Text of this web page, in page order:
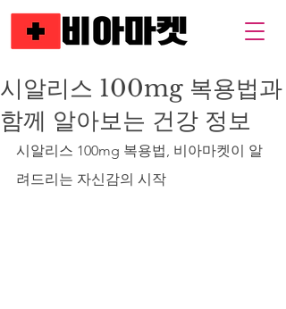
시알리스 100mg 복용법과
함께 알아보는 건강 정보
시알리스 100mg 복용법, 비아마켓이 알
려드리는 자신감의 시작